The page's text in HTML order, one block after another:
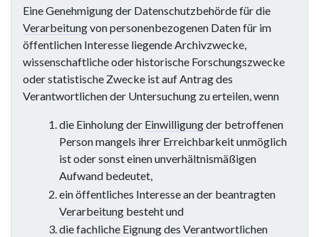
Eine Genehmigung der Datenschutzbehörde für die
Verarbeitungvon personenbezogenen Daten für im
öffentlichen Interesse liegende Archivzwecke,
wissenschaftliche oder historische Forschungszwecke
oder statistische Zwecke ist auf Antrag des
Verantwortlichen der Untersuchung zu erteilen, wenn
die Einholung der Einwilligungder betroffenen
Person mangels ihrer Erreichbarkeit unmöglich
ist oder sonst einen unverhältnismäßigen
Aufwand bedeutet,
ein öffentliches Interesse an der beantragten
Verarbeitung besteht und
die fachliche Eignung des Verantwortlichen